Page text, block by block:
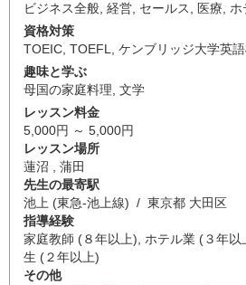
ビジネス全般 経営 セールス 医療 ホ
資格対策
TOEIC TOEFL ケンブリッジ大学英
趣味と学ぶ
母国の家庭料理 文学
レッスン料金
5,000円 ～ 5,000円
レッスン場所
蓮沼 , 蒲田
先生の最寄駅
池上 (東急-池上線) / 東京都 大田区
指導経験
家庭教師 (８年以上), ホテル業 (３年
生 (２年以上)
その他